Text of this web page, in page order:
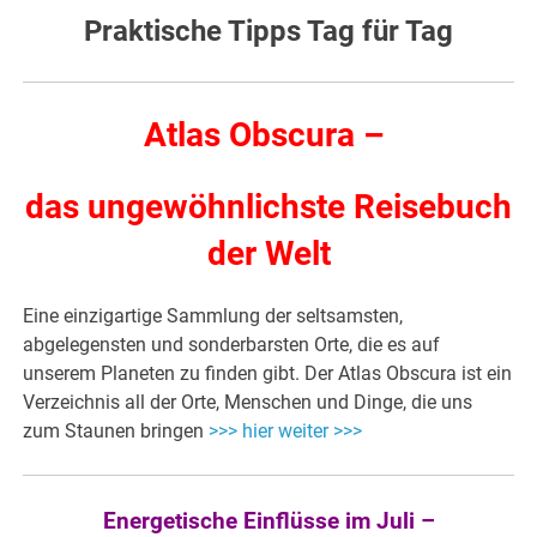
Praktische Tipps Tag für Tag
Atlas Obscura –
das ungewöhnlichste Reisebuch
der Welt
Eine einzigartige Sammlung der seltsamsten,
abgelegensten und sonderbarsten Orte, die es auf
unserem Planeten zu finden gibt. Der Atlas Obscura ist ein
Verzeichnis all der Orte, Menschen und Dinge, die uns
zum Staunen bringen >>> hier weiter >>>
Energetische Einflüsse im Juli –